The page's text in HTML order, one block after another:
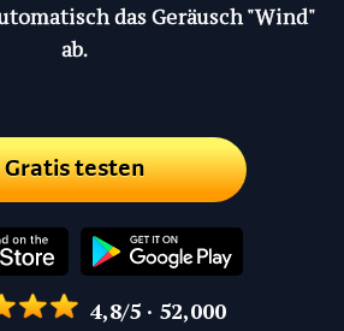
das Geräusch "Wind"
ab.
Gratis testen
4,8/5 · 52,000